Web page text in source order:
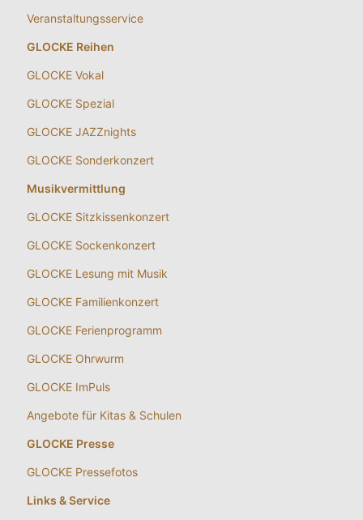
Veranstaltungsservice
GLOCKE Reihen
GLOCKE Vokal
GLOCKE Spezial
GLOCKE JAZZnights
GLOCKE Sonderkonzert
Musikvermittlung
GLOCKE Sitzkissenkonzert
GLOCKE Sockenkonzert
GLOCKE Lesung mit Musik
GLOCKE Familienkonzert
GLOCKE Ferienprogramm
GLOCKE Ohrwurm
GLOCKE ImPuls
Angebote für Kitas & Schulen
GLOCKE Presse
GLOCKE Pressefotos
Links & Service